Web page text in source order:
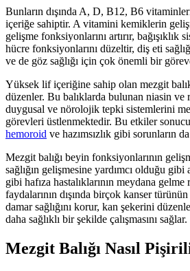
Bunların dışında A, D, B12, B6
içeriğe sahiptir. A vitamini kemiklerin
gelişme fonksiyonlarını artırır,
hücre fonksiyonlarını düzeltir, diş eti
ve de göz sağlığı için çok önemli bir
Yüksek lif içeriğine sahip olan mezgit
düzenler. Bu balıklarda bulunan niasin
duygusal ve nörolojik tepki sistemlerini
görevleri üstlenmektedir. Bu etkiler
hemoroid ve hazımsızlık gibi sorunların
Mezgit balığı beyin fonksiyonlarının
sağlığın gelişmesine yardımcı olduğu
gibi hafıza hastalıklarının meydana
faydalarının dışında birçok kanser
damar sağlığını korur, kan şekerini
daha sağlıklı bir şekilde çalışmasını sağlar.
Mezgit Balığı Nasıl